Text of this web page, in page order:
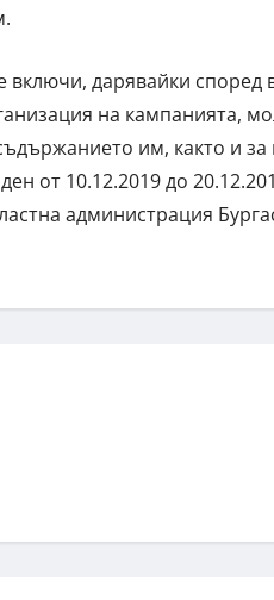
включи, дарявайки според
на кампанията,
им, както и
от 10.12.2019 до
администрация